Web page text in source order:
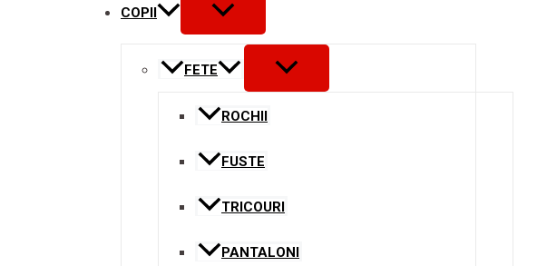
COPII
MENU
TOGGLE
FETE
MENU
TOGGLE
ROCHII
FUSTE
TRICOURI
PANTALONI